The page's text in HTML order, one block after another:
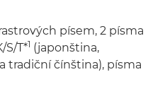
písem, 2 písma
S/T*1 (japonština,
tradiční čínština), písma